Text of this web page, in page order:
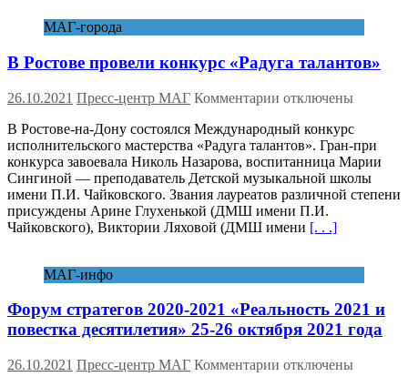
правительств
МАГ-города
В Ростове провели конкурс «Радуга талантов»
26.10.2021 Пресс-центр МАГ Комментарии к
В
Ростове
провели
конкурс
«Радуга
талантов»
отключены
В Ростове-на-Дону состоялся Международный конкурс
исполнительского мастерства «Радуга талантов». Гран-при
конкурса завоевала Николь Назарова, воспитанница Марии
Сингиной — преподаватель Детской музыкальной школы
имени П.И. Чайковского. Звания лауреатов различной степени
присуждены Арине Глухенькой (ДМШ имени П.И.
Чайковского), Виктории Ляховой (ДМШ имени [. . .]
МАГ-инфо
Форум стратегов 2020-2021 «Реальность 2021 и
повестка десятилетия» 25-26 октября 2021 года
26.10.2021 Пресс-центр МАГ Комментарии котключены